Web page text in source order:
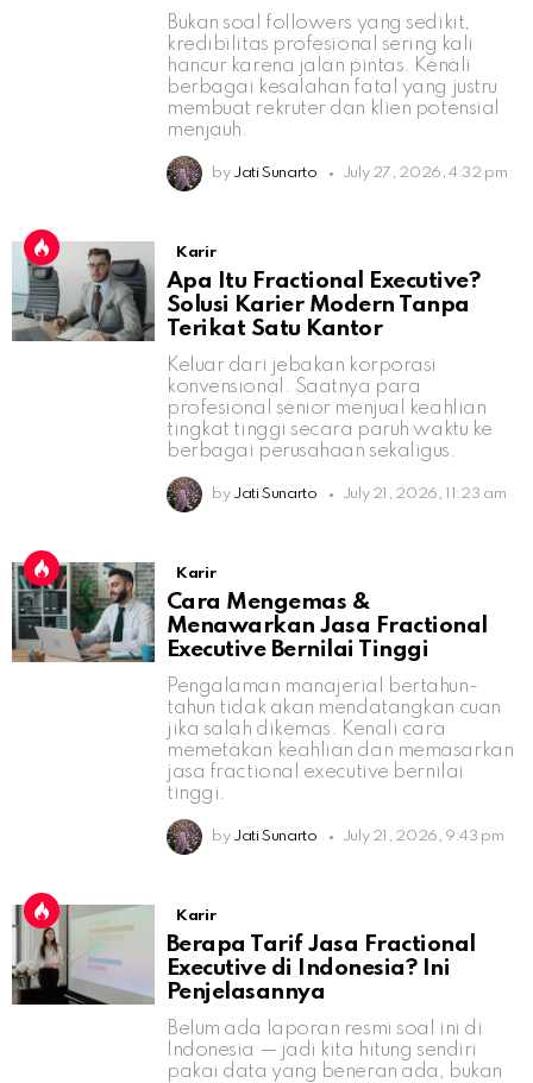
Bukan soal followers yang sedikit,
kredibilitas profesional sering kali
hancur karena jalan pintas. Kenali
berbagai kesalahan fatal yang justru
membuat rekruter dan klien potensial
menjauh.
by Jati Sunarto July 27, 2026, 4:32 pm
Karir
Apa Itu Fractional Executive?
Solusi Karier Modern Tanpa
Terikat Satu Kantor
Keluar dari jebakan korporasi
konvensional. Saatnya para
profesional senior menjual keahlian
tingkat tinggi secara paruh waktu ke
berbagai perusahaan sekaligus.
by Jati Sunarto July 21, 2026, 11:23 am
Karir
Cara Mengemas &
Menawarkan Jasa Fractional
Executive Bernilai Tinggi
Pengalaman manajerial bertahun-
tahun tidak akan mendatangkan cuan
jika salah dikemas. Kenali cara
memetakan keahlian dan memasarkan
jasa fractional executive bernilai
tinggi.
by Jati Sunarto July 21, 2026, 9:43 pm
Karir
Berapa Tarif Jasa Fractional
Executive di Indonesia? Ini
Penjelasannya
Belum ada laporan resmi soal ini di
Indonesia — jadi kita hitung sendiri
pakai data yang beneran ada, bukan